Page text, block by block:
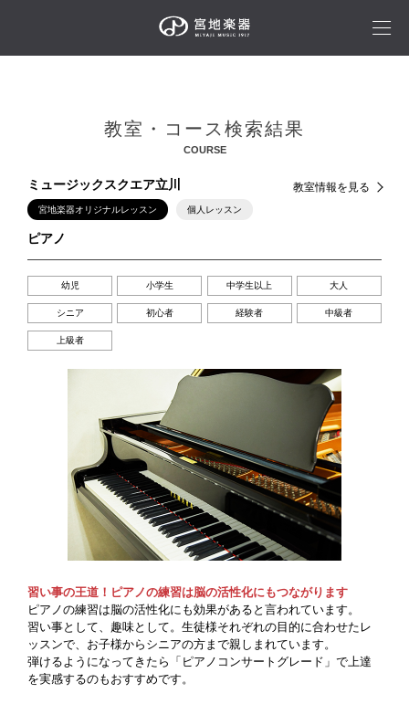
教室・コース検索結果
COURSE
ミュージックスクエア立川 教室情報を見る
宮地楽器オリジナルレッスン 個人レッスン
ピアノ
幼児 小学生 中学生以上 大人
シニア 初心者 経験者 中級者
上級者
習い事の王道！ピアノの練習は脳の活性化にもつながります
ピアノの練習は脳の活性化にも効果があると言われています。
習い事として、趣味として。生徒様それぞれの目的に合わせたレ
ッスンで、お子様からシニアの方まで親しまれています。
弾けるようになってきたら「ピアノコンサートグレード」で上達
を実感するのもおすすめです。